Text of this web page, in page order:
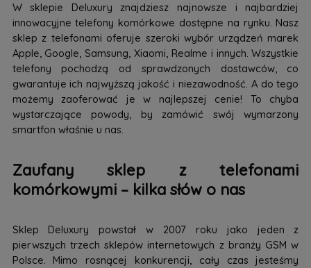
W sklepie Deluxury znajdziesz najnowsze i najbardziej
innowacyjne telefony komórkowe dostępne na rynku. Nasz
sklep z telefonami oferuje szeroki wybór urządzeń marek
Apple, Google, Samsung, Xiaomi, Realme i innych. Wszystkie
telefony pochodzą od sprawdzonych dostawców, co
gwarantuje ich najwyższą jakość i niezawodność. A do tego
możemy zaoferować je w najlepszej cenie! To chyba
wystarczające powody, by zamówić swój wymarzony
smartfon właśnie u nas.
Zaufany sklep z telefonami
komórkowymi – kilka słów o nas
Sklep Deluxury powstał w 2007 roku jako jeden z
pierwszych trzech sklepów internetowych z branży GSM w
Polsce. Mimo rosnącej konkurencji, cały czas jesteśmy